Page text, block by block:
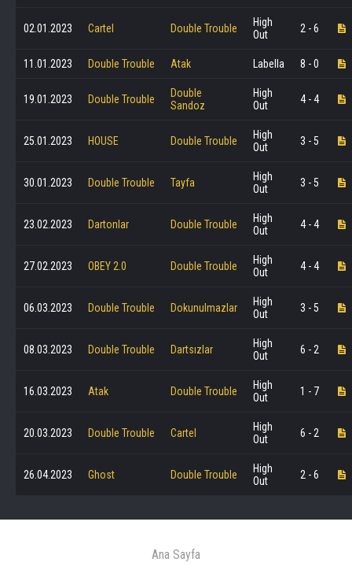
02.01.2023 Cartel Double Trouble
High
Out
2 - 6
11.01.2023 Double Trouble Atak Labella 8 - 0
19.01.2023 Double Trouble
Double
Sandoz
High
Out
4 - 4
25.01.2023 HOUSE Double Trouble
High
Out
3 - 5
30.01.2023 Double Trouble Tayfa
High
Out
3 - 5
23.02.2023 Dartonlar Double Trouble
High
Out
4 - 4
27.02.2023 OBEY 2.0 Double Trouble
High
Out
4 - 4
06.03.2023 Double Trouble Dokunulmazlar
High
Out
3 - 5
08.03.2023 Double Trouble Dartsızlar
High
Out
6 - 2
16.03.2023 Atak Double Trouble
High
Out
1 - 7
20.03.2023 Double Trouble Cartel
High
Out
6 - 2
26.04.2023 Ghost Double Trouble
High
Out
2 - 6
Ana Sayfa